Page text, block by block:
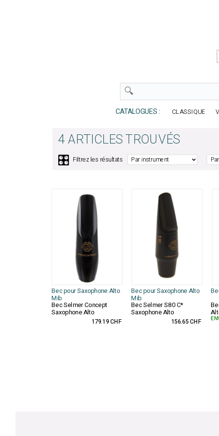
CATALOGUES : CLASSIQUE
4 ARTICLES TROUVÉS
🎛️ Filtrez les résultats
Bec pour Saxophone Alto
Mib
Bec pour Saxophone Alto
Mib
Bec Selmer Concept
Saxophone Alto
Bec Selmer S80 C*
Saxophone Alto
179.19 CHF 156.65 CHF